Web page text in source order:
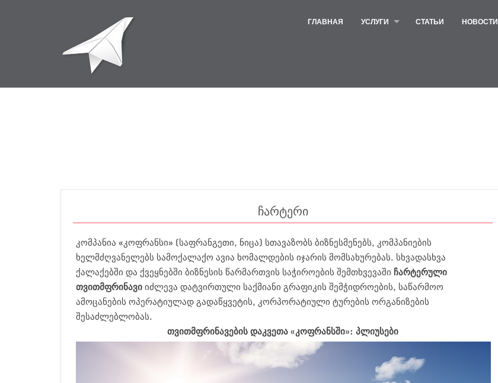
ГЛАВНАЯ УСЛУГИ СТАТЬИ НОВОСТИ
ჩარტერი
კომპანია «კოფრანსი» (საფრანგეთი, ნიცა) სთავაზობს ბიზნესმენებს, კომპანიების
ხელმძღვანელებს სამოქალაქო ავია ხომალდების იჯარის მომსახურებას. სხვადასხვა
ქალაქებში და ქვეყნებში ბიზნესის წარმართვის საჭიროების შემთხვევაში ჩარტერული
თვითმფრინავიიძლევა დატვირთული საქმიანი გრაფიკის შემჭიდროების, საწარმოო
ამოცანების ოპერატიულად გადაწყვეტის, კორპორატიული ტურების ორგანიზების
შესაძლებლობას.
თვითმფრინავების დაკვეთა «კოფრანსში»: პლიუსები